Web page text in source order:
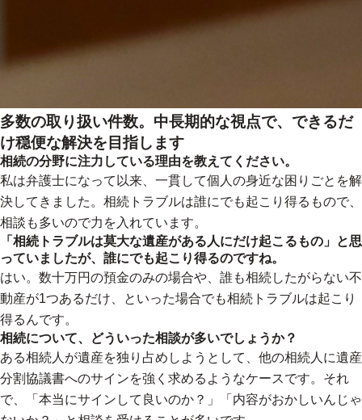
多数の取り扱い件数。中長期的な視点で、できるだ
け穏便な解決を目指します
相続の分野に注力している理由を教えてください。
私は弁護士になって以来、一貫して個人の身近な困りごとを解
決してきました。相続トラブルは誰にでも起こり得るもので、
相談も多いので力を入れています。
「相続トラブルは莫大な遺産がある人にだけ起こるもの」と思
っていましたが、誰にでも起こり得るのですね。
はい。数十万円の預金のみの場合や、誰も相続したがらない不
動産が1つあるだけ、といった場合でも相続トラブルは起こり
得るんです。
相続について、どういった相談が多いでしょうか？
ある相続人が遺産を独り占めしようとして、他の相続人に遺産
分割協議書へのサインを強く求めるようなケースです。それ
で、「本当にサインして良いのか？」「内容がおかしいんじゃ